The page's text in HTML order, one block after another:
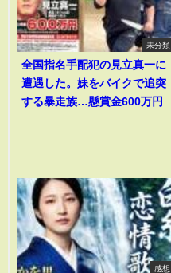
未分類
全国指名手配犯の見立真一に
遭遇した。妹をバイクで追突
する暴走族…懸賞金600万円
感想